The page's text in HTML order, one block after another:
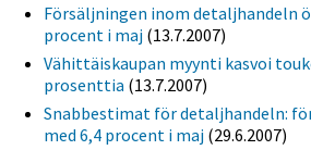
Försäljningen inom detaljhandeln
procent i maj (13.7.2007)
Vähittäiskaupan myynti kasvoi
prosenttia (13.7.2007)
Snabbestimat för detaljhandeln:
med 6,4 procent i maj (29.6.2007)